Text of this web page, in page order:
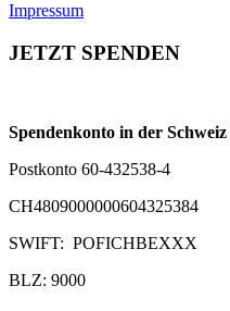
Impressum
JETZT SPENDEN
Spendenkonto in der Schweiz
Postkonto 60-432538-4
CH4809000000604325384
SWIFT: POFICHBEXXX
BLZ: 9000